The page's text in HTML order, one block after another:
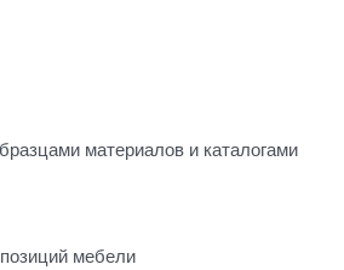
материалов и каталогами
мебели